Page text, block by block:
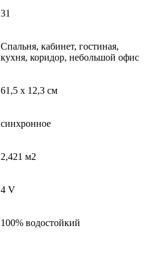
31
Спальня, кабинет, гостиная,
кухня, коридор, небольшой офис
61,5 x 12,3 см
синхронное
2,421 м2
4 V
100% водостойкий